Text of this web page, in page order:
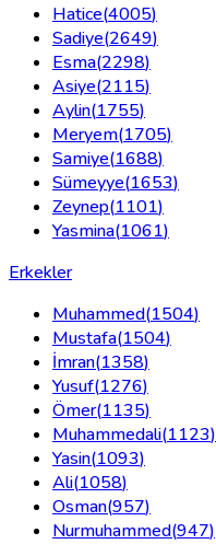
Hatice(4005)
Sadiye(2649)
Esma(2298)
Asiye(2115)
Aylin(1755)
Meryem(1705)
Samiye(1688)
Sümeyye(1653)
Zeynep(1101)
Yasmina(1061)
Erkekler
Muhammed(1504)
Mustafa(1504)
İmran(1358)
Yusuf(1276)
Ömer(1135)
Muhammedali(1123)
Yasin(1093)
Ali(1058)
Osman(957)
Nurmuhammed(947)